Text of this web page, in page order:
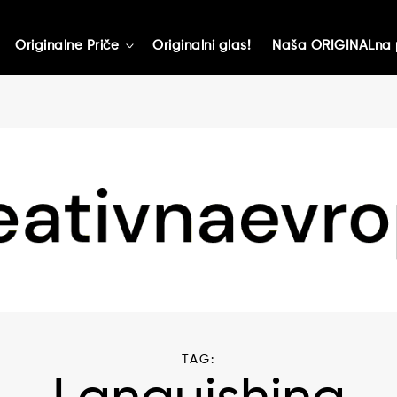
Originalne Priče toggle
Originalni glas! Naša
TAG: